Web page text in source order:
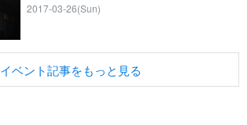
2017-03-26(Sun)
イベント記事をもっと見る